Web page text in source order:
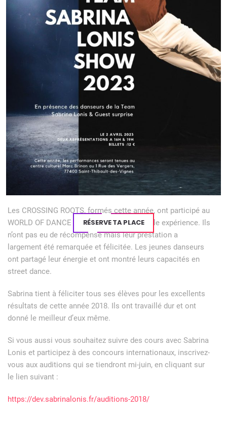
MEDAILLE D’OR – Cécilia (cat 2 solo pré-professionnel)
MEDAILLE D’OR – Clémence Juglet (Cat 4 solo pré-
professionnel)
MEDAILLE D’OR – Ambre (Cat 3 solo pré-professionnel)
MEDAILLE D’OR – Cie Junior avec « future look good » (Cat
1 groupe pré-professionnel)
MEDAILLE D’OR – Mila (cat improvisation – 14ans)
MEDAILLE D’ARGENT – Aimée (Cat 3 solo pré-
professionnel)
MEDAILLE D’ARGENT – Albane (cat 2 solo pré-
professionnel)
MEDAILLE D’ARGENT – Aimée (cat improvisation +14ans)
MEDAILLE D’ARGENT Camille (Cat 3 solo)
Pour clôturer la saison, le concours Festiv’Dance à Saint
Amand Les Eaux le 20 mai 2018, WOD le 24 février 2018
Les CROSSING ROOTS, formés cette année, ont participé au
WORLD OF DANCE Paris. Ce fut une nouvelle expérience. Ils
n’ont pas eu de récompense mais leur prestation a
largement été remarquée et félicitée. Les jeunes danseurs
ont partagé leur énergie et ont montré leurs capacités en
street dance.
Sabrina tient à féliciter tous ses élèves pour les excellents
résultats de cette année 2018. Ils ont travaillé dur et ont
donné le meilleur d’eux même.
Si vous aussi vous souhaitez suivre des cours avec Sabrina
Lonis et participez à des concours internationaux, inscrivez-
vous aux auditions qui se tiendront mi-juin, en cliquant sur
le lien suivant :
https://dev.sabrinalonis.fr/auditions-2018/
RÉSERVE TA PLACE